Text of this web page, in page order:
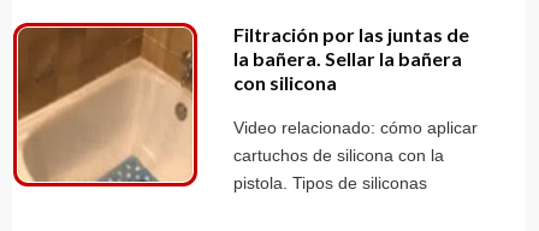
Filtración por las juntas de
la bañera. Sellar la bañera
con silicona
Video relacionado: cómo aplicar
cartuchos de silicona con la
pistola. Tipos de siliconas